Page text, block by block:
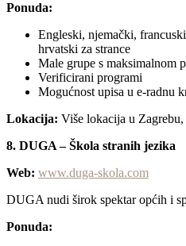
Ponuda:
Engleski, njemački,
hrvatski za strance
Male grupe s maksimalnom
Verificirani programi
Mogućnost upisa u e-radnu
Lokacija: Više lokacija u
8. DUGA – Škola stranih jezika
Web: www.duga-skola.com
DUGA nudi širok spektar općih i
Ponuda: